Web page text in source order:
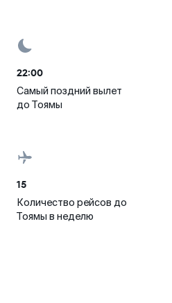
22:00
Самый поздний вылет
до Тоямы
15
Количество рейсов до
Тоямы в неделю